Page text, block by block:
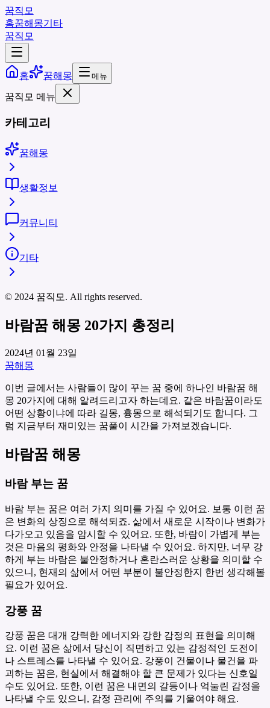
꿈직모
홈꿈해몽기타
꿈직모
홈 꿈해몽 메뉴
꿈직모 메뉴
카테고리
꿈해몽
생활정보
커뮤니티
기타
© 2024 꿈직모. All rights reserved.
바람꿈 해몽 20가지 총정리
2024년 01월 23일
꿈해몽
이번 글에서는 사람들이 많이 꾸는 꿈 중에 하나인 바람꿈 해
몽 20가지에 대해 알려드리고자 하는데요. 같은 바람꿈이라도
어떤 상황이냐에 따라 길몽, 흉몽으로 해석되기도 합니다. 그
럼 지금부터 재미있는 꿈풀이 시간을 가져보겠습니다.
바람꿈 해몽
바람 부는 꿈
바람 부는 꿈은 여러 가지 의미를 가질 수 있어요. 보통 이런 꿈
은 변화의 상징으로 해석되죠. 삶에서 새로운 시작이나 변화가
다가오고 있음을 암시할 수 있어요. 또한, 바람이 가볍게 부는
것은 마음의 평화와 안정을 나타낼 수 있어요. 하지만, 너무 강
하게 부는 바람은 불안정하거나 혼란스러운 상황을 의미할 수
있으니, 현재의 삶에서 어떤 부분이 불안정한지 한번 생각해볼
필요가 있어요.
강풍 꿈
강풍 꿈은 대개 강력한 에너지와 강한 감정의 표현을 의미해
요. 이런 꿈은 삶에서 당신이 직면하고 있는 감정적인 도전이
나 스트레스를 나타낼 수 있어요. 강풍이 건물이나 물건을 파
괴하는 꿈은, 현실에서 해결해야 할 큰 문제가 있다는 신호일
수도 있어요. 또한, 이런 꿈은 내면의 갈등이나 억눌린 감정을
나타낼 수도 있으니, 감정 관리에 주의를 기울여야 해요.